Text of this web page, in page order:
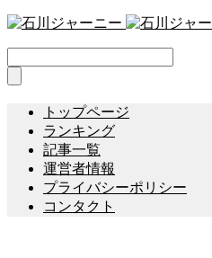
トップページ
ランキング
記事一覧
運営者情報
プライバシーポリシー
コンタクト